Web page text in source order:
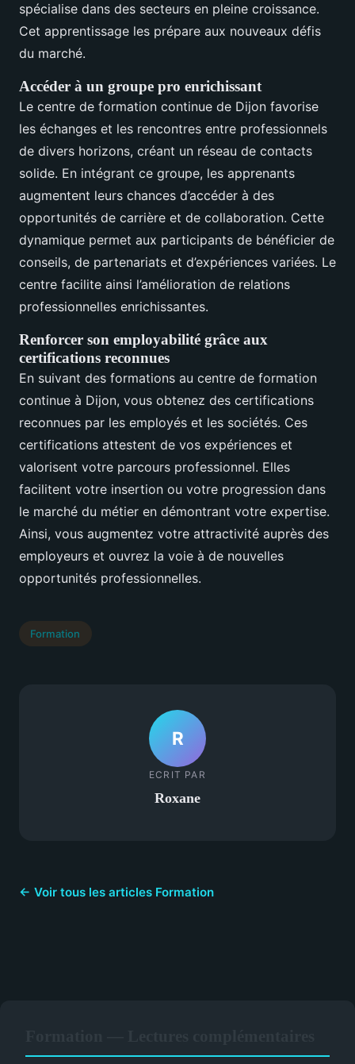
spécialise dans des secteurs en pleine croissance.
Cet apprentissage les prépare aux nouveaux défis
du marché.
Accéder à un groupe pro enrichissant
Le centre de formation continue de Dijon favorise
les échanges et les rencontres entre professionnels
de divers horizons, créant un réseau de contacts
solide. En intégrant ce groupe, les apprenants
augmentent leurs chances d’accéder à des
opportunités de carrière et de collaboration. Cette
dynamique permet aux participants de bénéficier de
conseils, de partenariats et d’expériences variées. Le
centre facilite ainsi l’amélioration de relations
professionnelles enrichissantes.
Renforcer son employabilité grâce aux
certifications reconnues
En suivant des formations au centre de formation
continue à Dijon, vous obtenez des certifications
reconnues par les employés et les sociétés. Ces
certifications attestent de vos expériences et
valorisent votre parcours professionnel. Elles
facilitent votre insertion ou votre progression dans
le marché du métier en démontrant votre expertise.
Ainsi, vous augmentez votre attractivité auprès des
employeurs et ouvrez la voie à de nouvelles
opportunités professionnelles.
Formation
R
ECRIT PAR
Roxane
← Voir tous les articles Formation